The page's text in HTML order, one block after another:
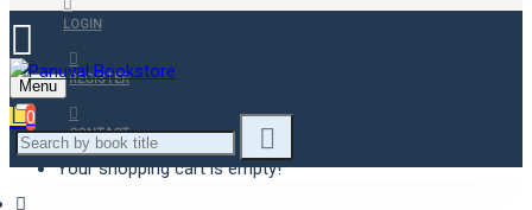
LOGIN
REGISTER
CONTACT
Menu
0
Your shopping cart is empty!